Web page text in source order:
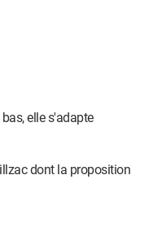
elle s'adapte
dont la proposition